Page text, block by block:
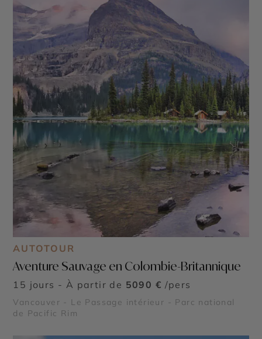
AUTOTOUR
Aventure Sauvage en Colombie-Britannique
15 jours - À partir de 5090 € /pers
Vancouver - Le Passage intérieur - Parc national
de Pacific Rim